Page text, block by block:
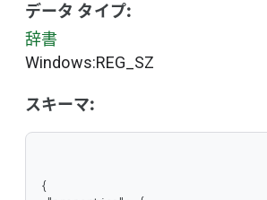
データ タイプ:
辞書
Windows:REG_SZ
スキーマ:
{